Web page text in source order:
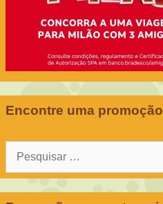
Encontre uma promoção
Pesquisar